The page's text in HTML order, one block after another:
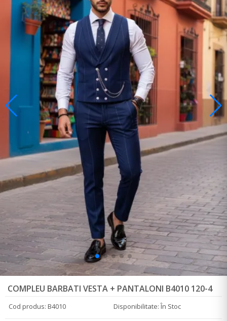
COMPLEU BARBATI VESTA + PANTALONI B4010 120-4
Cod produs: B4010 Disponibilitate: În Stoc